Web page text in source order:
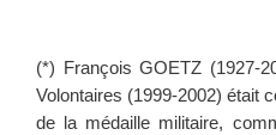
(*) François GOETZ (1927-
Volontaires (1999-2002) était
de la médaille militaire,